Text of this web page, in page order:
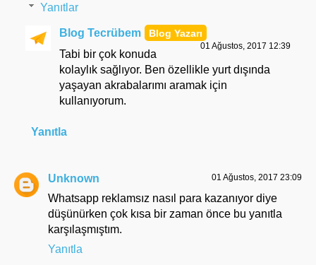
Yanıtlar
Blog Tecrübem
01 Ağustos, 2017 12:39
Tabi bir çok konuda
kolaylık sağlıyor. Ben özellikle yurt dışında
yaşayan akrabalarımı aramak için
kullanıyorum.
Yanıtla
Unknown 01 Ağustos, 2017 23:09
Whatsapp reklamsız nasıl para kazanıyor diye
düşünürken çok kısa bir zaman önce bu yanıtla
karşılaşmıştım.
Yanıtla